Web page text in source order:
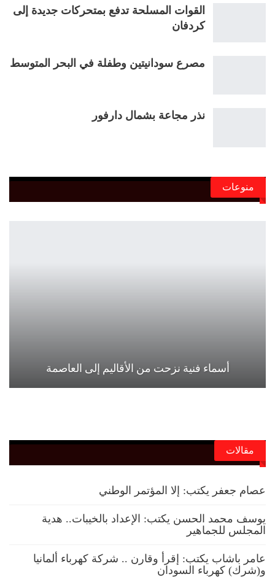
القوات المسلحة تدفع بمتحركات جديدة إلى
كردفان
مصرع سودانيتين وطفلة في البحر المتوسط
نذر مجاعة بشمال دارفور
منوعات
أسماء فنية نزحت من الأقاليم إلى العاصمة
مقالات
عصام جعفر يكتب: إلا المؤتمر الوطني
يوسف محمد الحسن يكتب: الإعداد بالخيبات.. هدية
المجلس للجماهير
عامر باشاب يكتب: إقرأ وقارن .. شركة كهرباء ألمانيا
و(شرك) كهرباء السودان